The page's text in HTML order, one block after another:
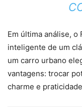
Em última análise, o
inteligente de um
um carro urbano
vantagens: trocar
charme e